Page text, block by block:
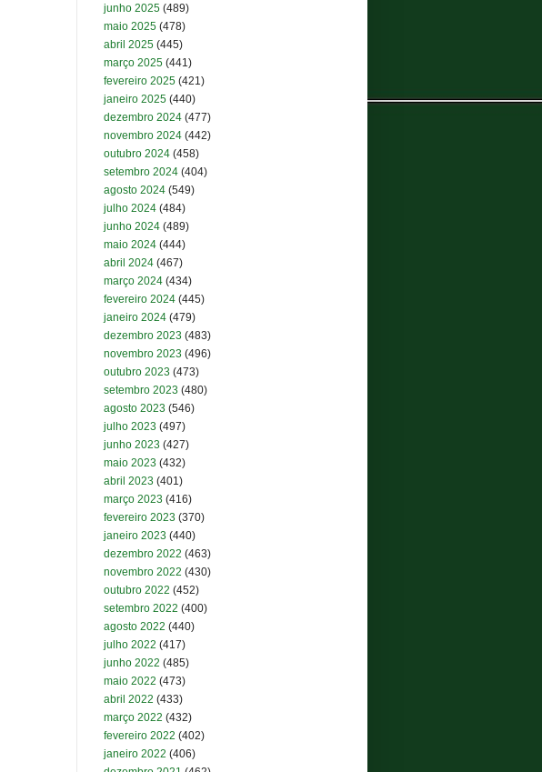
junho 2025 (489)
maio 2025 (478)
abril 2025 (445)
março 2025 (441)
fevereiro 2025 (421)
janeiro 2025 (440)
dezembro 2024 (477)
novembro 2024 (442)
outubro 2024 (458)
setembro 2024 (404)
agosto 2024 (549)
julho 2024 (484)
junho 2024 (489)
maio 2024 (444)
abril 2024 (467)
março 2024 (434)
fevereiro 2024 (445)
janeiro 2024 (479)
dezembro 2023 (483)
novembro 2023 (496)
outubro 2023 (473)
setembro 2023 (480)
agosto 2023 (546)
julho 2023 (497)
junho 2023 (427)
maio 2023 (432)
abril 2023 (401)
março 2023 (416)
fevereiro 2023 (370)
janeiro 2023 (440)
dezembro 2022 (463)
novembro 2022 (430)
outubro 2022 (452)
setembro 2022 (400)
agosto 2022 (440)
julho 2022 (417)
junho 2022 (485)
maio 2022 (473)
abril 2022 (433)
março 2022 (432)
fevereiro 2022 (402)
janeiro 2022 (406)